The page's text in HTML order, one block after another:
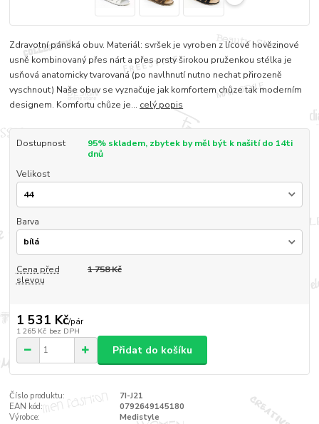
Zdravotní pánská obuv. Materiál: svršek je vyroben z lícové hovězinové
usně kombinovaný přes nárt a přes prsty širokou pruženkou stélka je
usňová anatomicky tvarovaná (po navlhnutí nutno nechat přirozeně
vyschnout) Naše obuv se vyznačuje jak komfortem chůze tak moderním
designem. Komfortu chůze je... celý popis
Dostupnost
95% skladem, zbytek by měl být k našití do 14ti
dnů
Velikost
Barva
Cena před
slevou
1 758 Kč
1 531 Kč/pár
1 265 Kč bez DPH
Přidat do košíku
Číslo produktu:
7I-J21
EAN kód:
0792649145180
Výrobce:
Medistyle